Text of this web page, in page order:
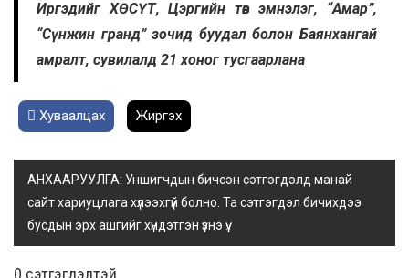
Иргэдийг ХӨСҮТ, Цэргийн төв эмнэлэг, “Амар”,
“Сүнжин гранд” зочид буудал болон Баянхангай
амралт, сувилалд 21 хоног тусгаарлана
Хуваалцах Жиргэх
АНХААРУУЛГА: Уншигчдын бичсэн сэтгэгдэлд манай
сайт хариуцлага хүлээхгүй болно. Та сэтгэгдэл бичихдээ
бусдын эрх ашгийг хүндэтгэн үзнэ үү.
0 cэтгэгдэлтэй